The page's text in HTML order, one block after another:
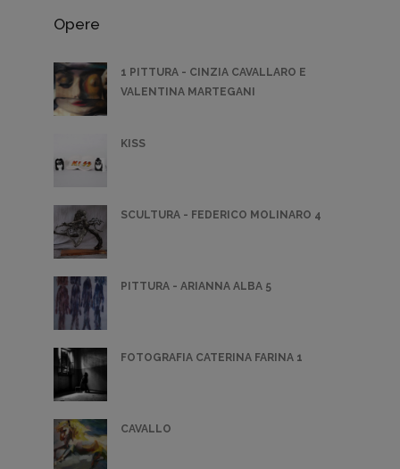
Opere
1 PITTURA - CINZIA CAVALLARO E
VALENTINA MARTEGANI
KISS
SCULTURA - FEDERICO MOLINARO 4
PITTURA - ARIANNA ALBA 5
FOTOGRAFIA CATERINA FARINA 1
CAVALLO